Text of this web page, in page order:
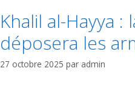
Khalil al-Hayya
déposera les
27 octobre 2025 par admin